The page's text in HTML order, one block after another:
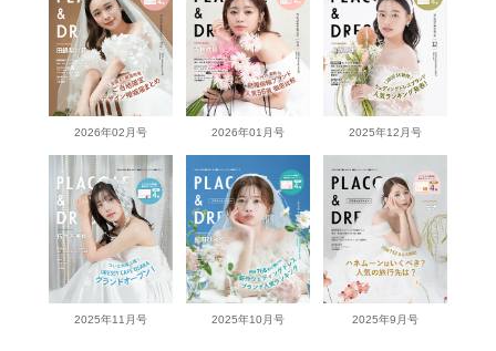
2026年02月号 2026年01月号 2025年12月号
2025年11月号 2025年10月号 2025年9月号